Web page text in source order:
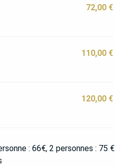
72,00 €
110,00 €
120,00 €
: 66€, 2 personnes : 75 €